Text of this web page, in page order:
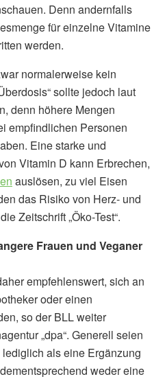
Denn andernfalls
für einzelne Vitamine
werden.
normalerweise kein
sollte jedoch laut
denn höhere Mengen
empfindlichen Personen
Eine starke und
Vitamin D kann Erbrechen,
auslösen, zu viel Eisen
das Risiko von Herz- und
Zeitschrift „Öko-Test“.
Frauen und Veganer
empfehlenswert, sich an
oder einen
so der BLL weiter
„dpa“. Generell seien
als eine Ergänzung
weder eine